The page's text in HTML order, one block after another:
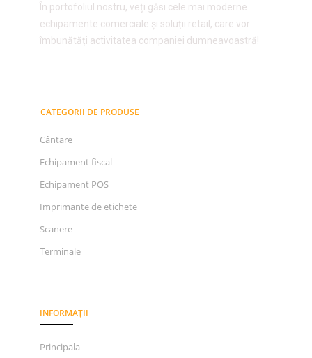
În portofoliul nostru, veți găsi cele mai moderne
echipamente comerciale și soluții retail, care vor
îmbunătăți activitatea companiei dumneavoastră!
CATEGORII DE PRODUSE
Cântare
Echipament fiscal
Echipament POS
Imprimante de etichete
Scanere
Terminale
INFORMAȚII
Principala